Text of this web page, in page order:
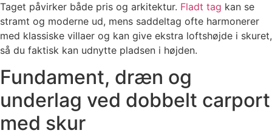
Taget påvirker både pris og arkitektur. Fladt tag kan se
stramt og moderne ud, mens saddeltag ofte harmonerer
med klassiske villaer og kan give ekstra loftshøjde i skuret,
så du faktisk kan udnytte pladsen i højden.
Fundament, dræn og
underlag ved dobbelt carport
med skur